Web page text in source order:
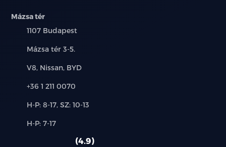
Mázsa tér
Település:
1107 Budapest
Cím:
Mázsa tér 3-5.
Márkák:
V8, Nissan, BYD
Telefon:
+36 1 211 0070
Új-
használt
H-P: 8-17, SZ: 10-13
Alkatrész,
H-P: 7-17
4.9